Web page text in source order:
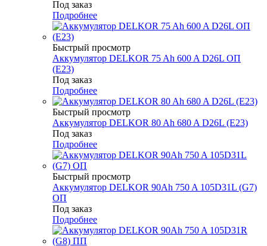
Под заказ
Подробнее
Быстрый просмотр
Аккумулятор DELKOR 75 Ah 600 A D26L ОП
(E23)
Под заказ
Подробнее
Быстрый просмотр
Аккумулятор DELKOR 80 Ah 680 A D26L (E23)
Под заказ
Подробнее
Быстрый просмотр
Аккумулятор DELKOR 90Ah 750 A 105D31L (G7)
ОП
Под заказ
Подробнее